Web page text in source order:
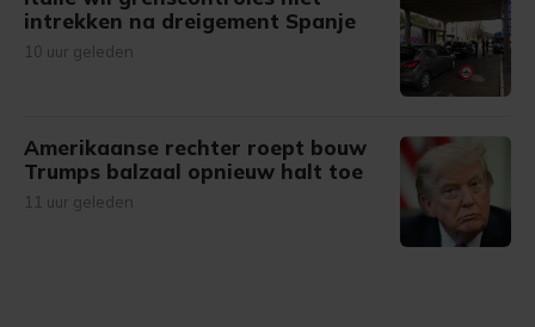
intrekken na dreigement Spanje
10 uur geleden
Amerikaanse rechter roept bouw
Trumps balzaal opnieuw halt toe
11 uur geleden